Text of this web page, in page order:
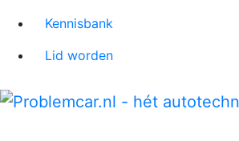
Kennisbank
Lid worden